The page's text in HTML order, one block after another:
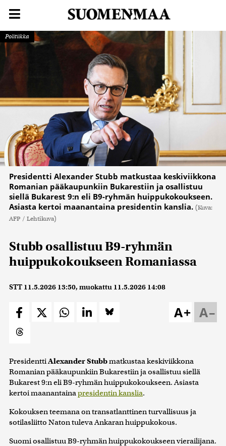
Politiikka
Presidentti Alexander Stubb matkustaa keskiviikkona
Romanian pääkaupunkiin Bukarestiin ja osallistuu
siellä Bukarest 9:n eli B9-ryhmän huippukokoukseen.
Asiasta kertoi maanantaina presidentin kanslia. (Kuva:
AFP / Lehtikuva)
Stubb osallistuu B9-ryhmän
huippukokoukseen Romaniassa
STT 11.5.2026 13:50, muokattu 11.5.2026 14:08
A–
A+
PresidenttiAlexander Stubbmatkustaa keskiviikkona
Romanian pääkaupunkiin Bukarestiin ja osallistuu siellä
Bukarest 9:n eli B9-ryhmän huippukokoukseen. Asiasta
kertoi maanantainapresidentin kanslia.
Kokouksen teemana on transatlanttinen turvallisuus ja
sotilasliitto Naton tuleva Ankaran huippukokous.
Suomi osallistuu B9-ryhmän huippukokoukseen vierailijana.